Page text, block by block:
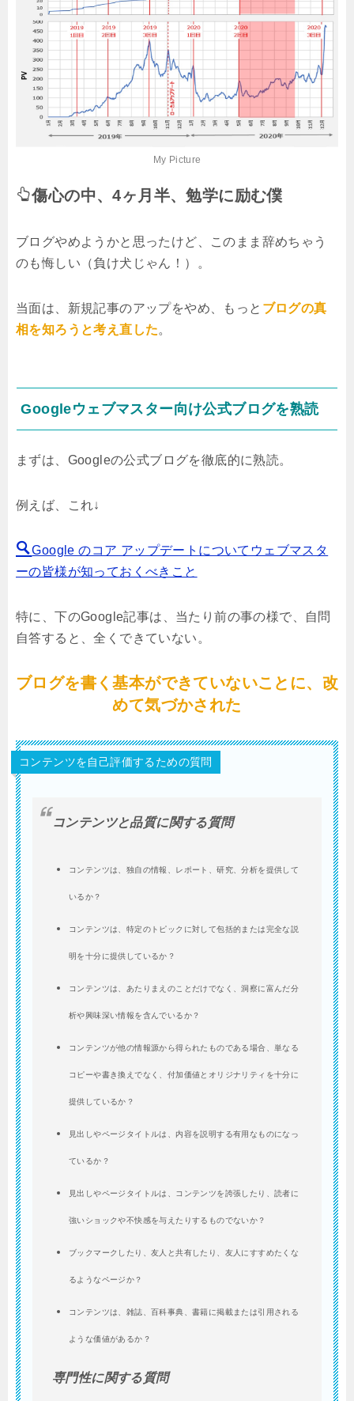
My Picture
傷心の中、4ヶ月半、勉学に励む僕
ブログやめようかと思ったけど、このまま辞めちゃう
のも悔しい（負け犬じゃん！）。
当面は、新規記事のアップをやめ、もっと ブログの真
相を知ろうと考え直した。
Googleウェブマスター向け公式ブログを熟読
まずは、Googleの公式ブログを徹底的に熟読。
例えば、これ↓
Google のコア アップデートについてウェブマスタ
ーの皆様が知っておくべきこと
特に、下のGoogle記事は、当たり前の事の様で、自問
自答すると、全くできていない。
ブログを書く基本ができていないことに、改
めて気づかされた
コンテンツを自己評価するための質問
コンテンツと品質に関する質問
コンテンツは、独自の情報、レポート、研究、分析を提供して
いるか？
コンテンツは、特定のトピックに対して包括的または完全な説
明を十分に提供しているか？
コンテンツは、あたりまえのことだけでなく、洞察に富んだ分
析や興味深い情報を含んでいるか？
コンテンツが他の情報源から得られたものである場合、単なる
コピーや書き換えでなく、付加価値とオリジナリティを十分に
提供しているか？
見出しやページタイトルは、内容を説明する有用なものになっ
ているか？
見出しやページタイトルは、コンテンツを誇張したり、読者に
強いショックや不快感を与えたりするものでないか？
ブックマークしたり、友人と共有したり、友人にすすめたくな
るようなページか？
コンテンツは、雑誌、百科事典、書籍に掲載または引用される
ような価値があるか？
専門性に関する質問